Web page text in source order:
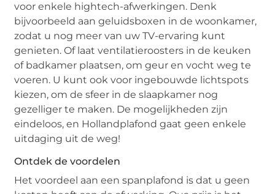
voor enkele hightech-afwerkingen. Denk
bijvoorbeeld aan geluidsboxen in de woonkamer,
zodat u nog meer van uw TV-ervaring kunt
genieten. Of laat ventilatieroosters in de keuken
of badkamer plaatsen, om geur en vocht weg te
voeren. U kunt ook voor ingebouwde lichtspots
kiezen, om de sfeer in de slaapkamer nog
gezelliger te maken. De mogelijkheden zijn
eindeloos, en Hollandplafond gaat geen enkele
uitdaging uit de weg!
Ontdek de voordelen
Het voordeel aan een spanplafond is dat u geen